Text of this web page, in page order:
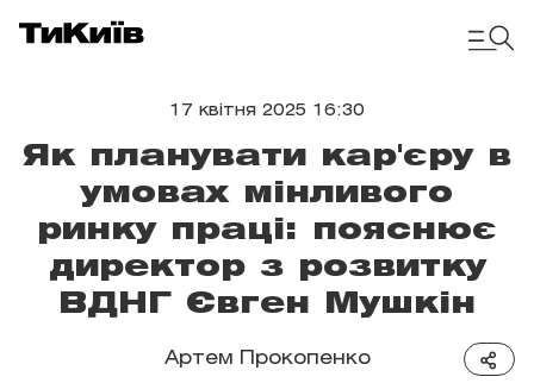
17 квітня 2025 16:30
Як планувати кар'єру в
умовах мінливого
ринку праці: пояснює
директор з розвитку
ВДНГ Євген Мушкін
Артем Прокопенко